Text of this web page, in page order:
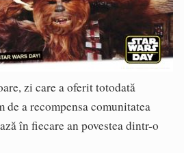
zi care a oferit totodată
a recompensa comunitatea
în fiecare an povestea dintr-o